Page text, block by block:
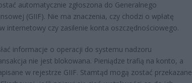
automatycznie zgłoszona do Generalnego
(GIIF). Nie ma znaczenia, czy chodzi o wpłatę
internetowy czy zasilenie konta oszczędnościowego.
informacje o operacji do systemu nadzoru
nie jest blokowana. Pieniądze trafią na konto, a
w rejestrze GIIF. Stamtąd mogą zostać przekazane